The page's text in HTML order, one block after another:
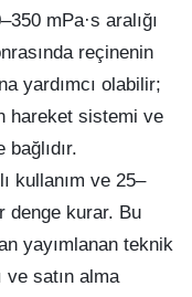
mPa·s aralığı
reçinenin
yardımcı olabilir;
hareket sistemi ve
kullanım ve 25–
denge kurar. Bu
yayımlanan teknik
ve satın alma